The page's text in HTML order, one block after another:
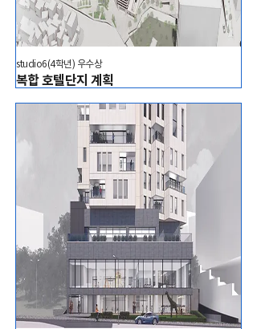
studio6(4학년) 우수상
복합 호텔단지 계획